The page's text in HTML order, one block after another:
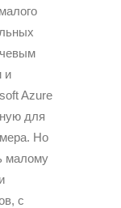
и
Azure
для
Но
малому
с